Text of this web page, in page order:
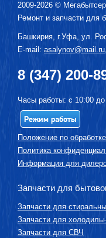
2009-2026 ©
Ремонт и запчасти для
Башкирия, г.Уфа, ул.
E-mail: asalynov@mail.ru,
8 (347) 200-
Часы работы: с 10:00
Режим работы
Положение по
Политика
Информация для
Запчасти для
Запчасти для
Запчасти для
Запчасти для СВЧ